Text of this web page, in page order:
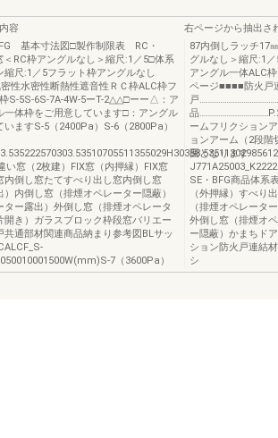
容
基本寸法図□製作制限表 RC・
RC枠アングルなし＞縮尺:1／5□体系
尺:1／5フラット枠アングルなし
性水密性断熱性遮音性ＲＣ枠ALC枠フ
S-5S-6S-7A-4W-5ーT-2△△□ーー△：ア
一体枠をご用意しています□：アングル
ますS-5（2400Pa）S-6（2800Pa）
い窓（2枚建）FIX窓（内押縁）FIX窓
内倒し窓たてすべり出し窓内倒し窓
）内倒し窓（排煙オペレーター隠蔽）
ー露出）外倒し窓（排煙オペレータ
開き）ガラスブロック枠段窓バリエー
共通部材関連商品納まり参考図BLサッ
7（3600Pa）
右ページから抽出さ
87内倒しラッチ17
グルなし＞縮尺:1
アングル一体ALC
ページ■■■■防火戸
戸
品
ームフリクション
ョンアーム（2段
囲となります
SE・BFG商品体系
（外押縁）すべり
（排煙オペレータ
外倒し窓（排煙オ
ー隠蔽）かまちド
ション防火戸連結
シ